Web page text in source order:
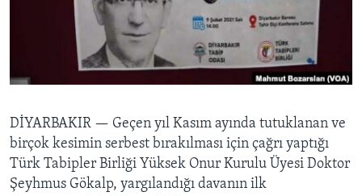
HAYATTAN
BIZI TAKIP EDIN
Diller
DİYARBAKIR — Geçen yıl Kasım ayında tutuklanan ve
birçok kesimin serbest bırakılması için çağrı yaptığı
Türk Tabipler Birliği Yüksek Onur Kurulu Üyesi Doktor
Şeyhmus Gökalp, yargılandığı davanın ilk